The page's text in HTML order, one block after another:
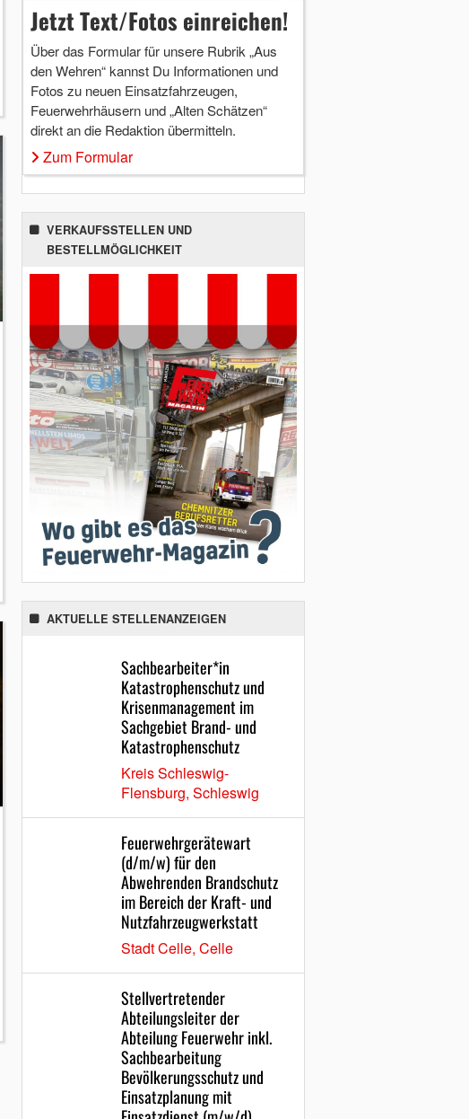
Jetzt Text/Fotos einreichen!
Über das Formular für unsere Rubrik „Aus
den Wehren“ kannst Du Informationen und
Fotos zu neuen Einsatzfahrzeugen,
Feuerwehrhäusern und „Alten Schätzen“
direkt an die Redaktion übermitteln.
Zum Formular
VERKAUFSSTELLEN UND
BESTELLMÖGLICHKEIT
AKTUELLE STELLENANZEIGEN
Sachbearbeiter*in
Katastrophenschutz und
Krisenmanagement im
Sachgebiet Brand- und
Katastrophenschutz
Kreis Schleswig-
Flensburg, Schleswig
Feuerwehrgerätewart
(d/m/w) für den
Abwehrenden Brandschutz
im Bereich der Kraft- und
Nutzfahrzeugwerkstatt
Stadt Celle, Celle
Stellvertretender
Abteilungsleiter der
Abteilung Feuerwehr inkl.
Sachbearbeitung
Bevölkerungsschutz und
Einsatzplanung mit